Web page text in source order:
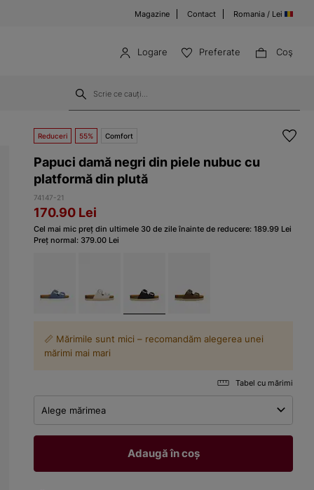
Magazine Contact Romania / Lei
Logare Preferate Coş
Reduceri 55% Comfort
Papuci damă negri din piele nubuc cu
platformă din plută
74147-21
170.90 Lei
Cel mai mic preț din ultimele 30 de zile înainte de reducere: 189.99 Lei
Preț normal: 379.00 Lei
📏 Mărimile sunt mici – recomandăm alegerea unei
mărimi mai mari
Tabel cu mărimi
Alege mărimea
Adaugă în coș